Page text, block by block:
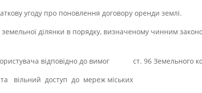
угоду про поновлення договору оренди землі.
ділянки в порядку, визначеному чинним
відповідно до вимог ст. 96 Земельного
вільний доступ до мереж міських